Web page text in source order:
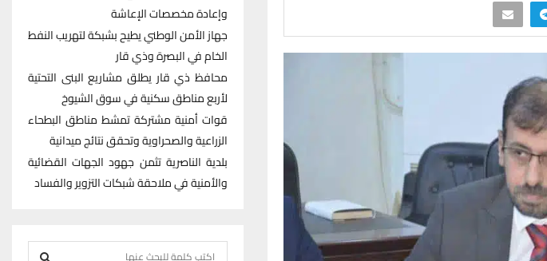
وإعادة مخصصات الإعاشة
جهاز الأمن الوطني يطيح بشبكة لتهريب النفط
الخام في البصرة وذي قار
محافظ ذي قار يطلق مشاريع البنى التحتية
لأربع مناطق سكنية في سوق الشيوخ
قوات أمنية مشتركة تمشط مناطق البطحاء
الزراعية والصحراوية وتحقق نتائج ميدانية
بلدية الناصرية تثمن جهود الجهات القضائية
والأمنية في ملاحقة شبكات التزوير والفساد